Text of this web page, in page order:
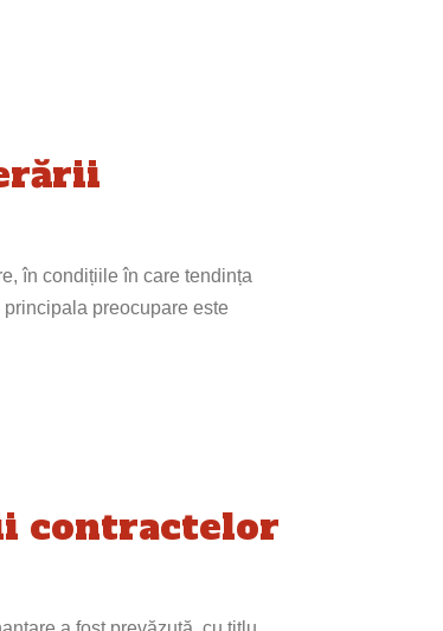
în condițiile în care tendința
preocupare este
contractelor